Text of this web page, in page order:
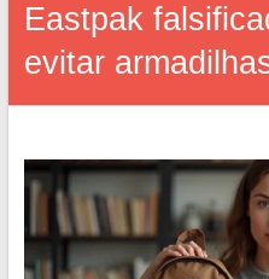
Eastpak
evitar